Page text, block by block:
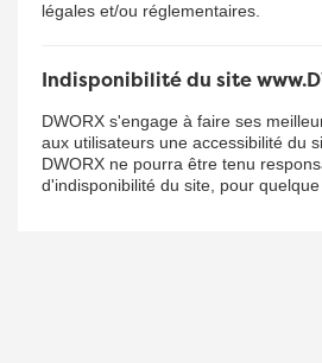
légales et/ou réglementaires.
Indisponibilité du site
DWORX s'engage à faire ses
aux utilisateurs une accessibilité du
DWORX ne pourra être tenu
d'indisponibilité du site, pour